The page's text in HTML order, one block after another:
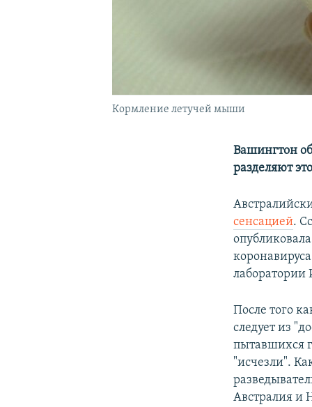
Кормление летучей мыши
Вашингтон
разделяют
сенсацией.
лаборатории
После того
следует из
пытавшихся
"исчезли".
Австралия и